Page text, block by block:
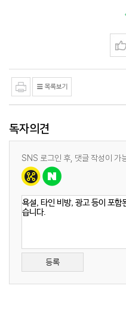
독자의견
SNS 로그인 후, 댓글 작성이 가
등록